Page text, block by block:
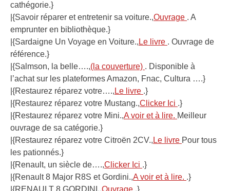
cathégorie.}
|{Savoir réparer et entretenir sa voiture.,Ouvrage . A
emprunter en bibliothèque.}
|{Sardaigne Un Voyage en Voiture., Le livre . Ouvrage de
référence.}
|{Salmson, la belle….,(la couverture) . Disponible à
l’achat sur les plateformes Amazon, Fnac, Cultura ….}
|{Restaurez réparez votre…., Le livre .}
|{Restaurez réparez votre Mustang.,Clicker Ici .}
|{Restaurez réparez votre Mini.,A voir et à lire. Meilleur
ouvrage de sa catégorie.}
|{Restaurez réparez votre Citroën 2CV., Le livre Pour tous
les pationnés.}
|{Renault, un siècle de….,Clicker Ici .}
|{Renault 8 Major R8S et Gordini.,A voir et à lire. .}